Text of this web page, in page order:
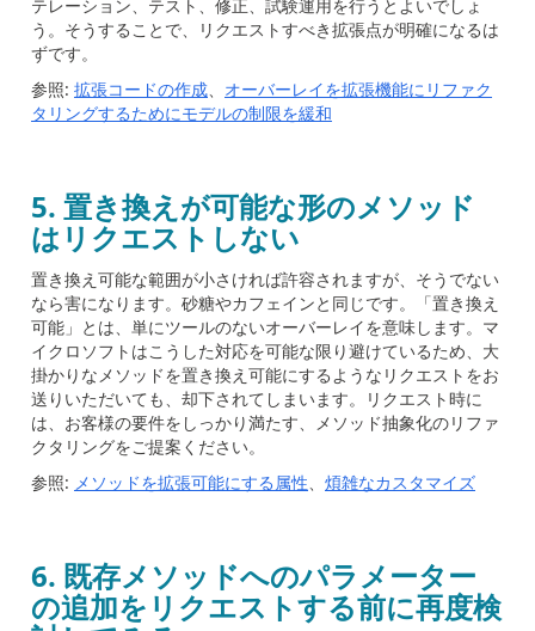
テレーション、テスト、修正、試験運用を行うとよいでしょ
う。そうすることで、リクエストすべき拡張点が明確になるは
ずです。
参照: 拡張コードの作成、 オーバーレイを拡張機能にリファク
タリングするためにモデルの制限を緩和
5. 置き換えが可能な形のメソッド
はリクエストしない
置き換え可能な範囲が小さければ許容されますが、そうでない
なら害になります。砂糖やカフェインと同じです。「置き換え
可能」とは、単にツールのないオーバーレイを意味します。マ
イクロソフトはこうした対応を可能な限り避けているため、大
掛かりなメソッドを置き換え可能にするようなリクエストをお
送りいただいても、却下されてしまいます。リクエスト時に
は、お客様の要件をしっかり満たす、メソッド抽象化のリファ
クタリングをご提案ください。
参照: メソッドを拡張可能にする属性、 煩雑なカスタマイズ
6. 既存メソッドへのパラメーター
の追加をリクエストする前に再度検